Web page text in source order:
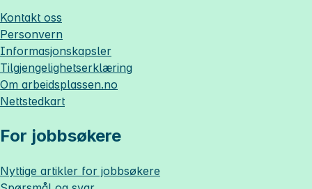
Kontakt oss
Personvern
Informasjonskapsler
Tilgjengelighetserklæring
Om arbeidsplassen.no
Nettstedkart
For jobbsøkere
Nyttige artikler for jobbsøkere